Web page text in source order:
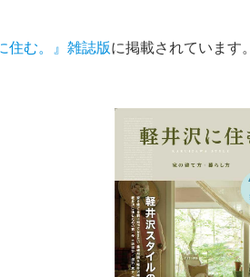
住む。』雑誌版に掲載されています。